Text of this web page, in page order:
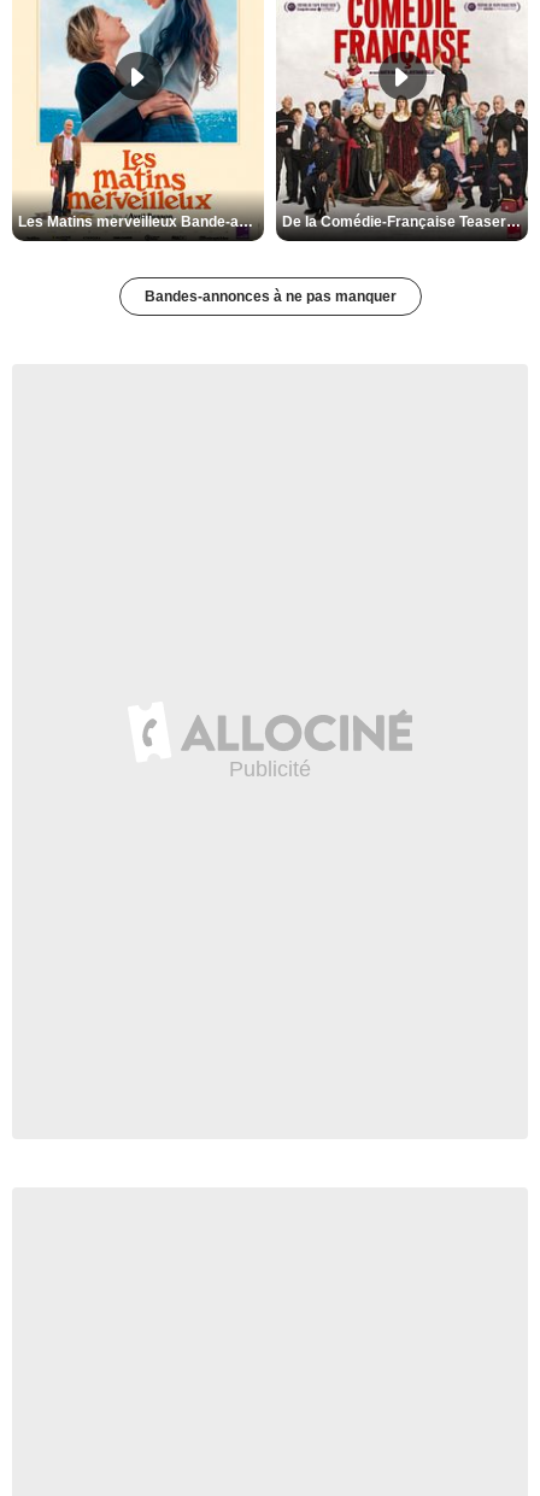
Les Matins merveilleux Bande-annonce VF De la Comédie-Française Teaser VF
Bandes-annonces à ne pas manquer